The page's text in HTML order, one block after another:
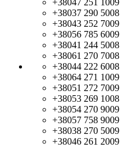
+38047 251 1009
+38037 290 5008
+38043 252 7009
+38056 785 6009
+38041 244 5008
+38061 270 7008
+38044 222 6008
+38064 271 1009
+38051 272 7009
+38053 269 1008
+38054 270 9009
+38057 758 9009
+38038 270 5009
+38046 261 2009